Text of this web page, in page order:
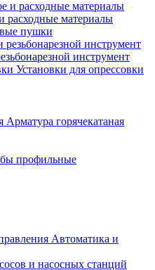
расходные материалы
пушки
инструмент
Установки для опрессовки
Арматура горячекатаная
профильные
Автоматика и